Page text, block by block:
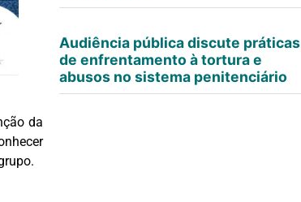
da
Audiência pública discute práticas
de enfrentamento à tortura e
abusos no sistema penitenciário